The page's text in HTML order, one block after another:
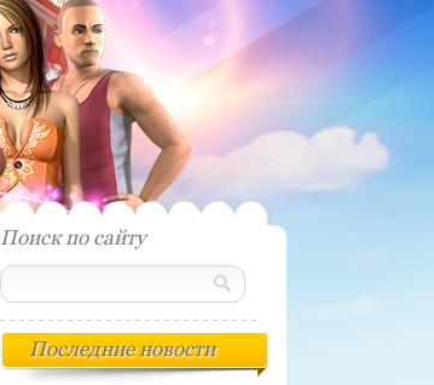
Поиск по сайту
Последние новости